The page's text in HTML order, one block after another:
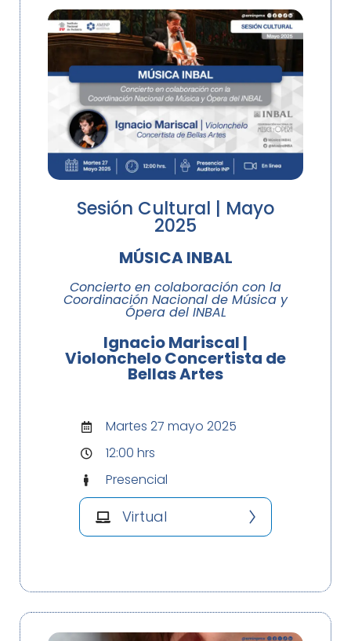
Sesión Cultural | Mayo
2025
MÚSICA INBAL
Concierto en colaboración con la
Coordinación Nacional de Música y
Ópera del INBAL
Ignacio Mariscal |
Violonchelo Concertista de
Bellas Artes
Martes 27 mayo 2025
12:00 hrs
Presencial
Virtual